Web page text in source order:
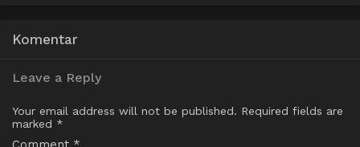
Komentar
Leave a Reply
Your email address will not be published. Required fields are
marked *